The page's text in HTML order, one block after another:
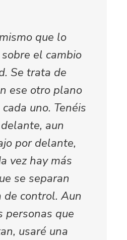
que lo
el cambio
Se trata de
ese otro plano
uno. Tenéis
aun
por delante,
vez hay más
se separan
de control. Aun
personas que
usaré una